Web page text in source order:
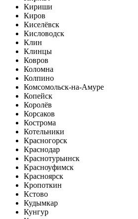
Кириши
Киров
Киселёвск
Кисловодск
Клин
Клинцы
Ковров
Коломна
Колпино
Комсомольск-на-Амуре
Копейск
Королёв
Корсаков
Кострома
Котельники
Красногорск
Краснодар
Краснотурьинск
Красноуфимск
Красноярск
Кропоткин
Кстово
Кудымкар
Кунгур